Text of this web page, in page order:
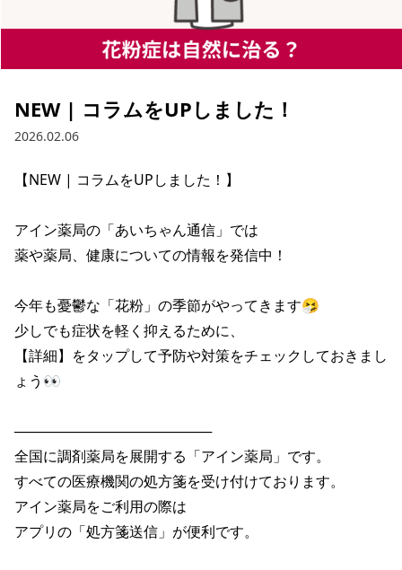
NEW | コラムをUPしました！
2026.02.06
【NEW | コラムをUPしました！】
アイン薬局の「あいちゃん通信」では
薬や薬局、健康についての情報を発信中！
今年も憂鬱な「花粉」の季節がやってきます🤧
少しでも症状を軽く抑えるために、
【詳細】をタップして予防や対策をチェックしておきまし
ょう👀
────────────────────
全国に調剤薬局を展開する「アイン薬局」です。
すべての医療機関の処方箋を受け付けております。
アイン薬局をご利用の際は
アプリの「処方箋送信」が便利です。